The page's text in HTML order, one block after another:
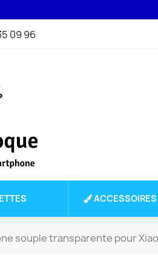
09 96
ACCESSOIRES
souple transparente pour